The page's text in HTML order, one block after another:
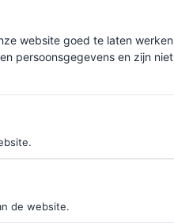
website goed te laten werken
persoonsgegevens en zijn niet
de website.